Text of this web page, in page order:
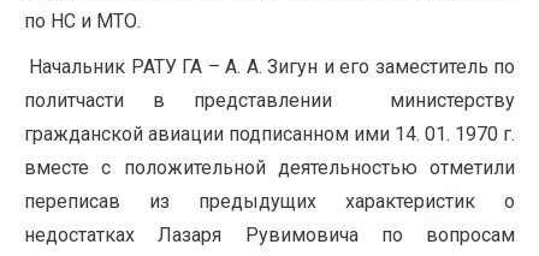
по НС и МТО.
Начальник РАТУ ГА – А. А. Зигун и его заместитель по
политчасти в представлении министерству
гражданской авиации подписанном ими 14. 01. 1970 г.
вместе с положительной деятельностью отметили
переписав из предыдущих характеристик о
недостатках Лазаря Рувимовича по вопросам